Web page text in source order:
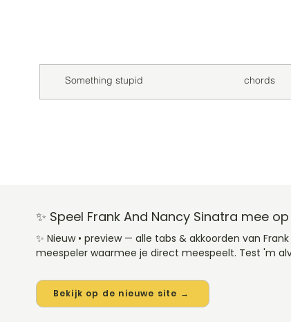
Something stupid chords
✨ Speel Frank And Nancy Sinatra mee
✨ Nieuw • preview — alle tabs & akkoorden van
meespeler waarmee je direct meespeelt. Test 'm
Bekijk op de nieuwe site →